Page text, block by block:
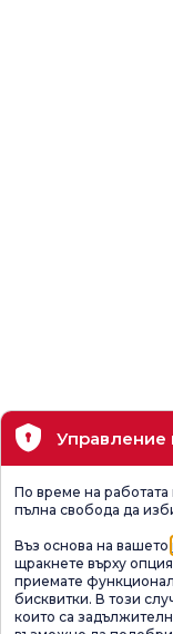
Управление
По време на работата
пълна свобода да
Въз основа на вашето
щракнете върху
приемате
бисквитки. В този
които са